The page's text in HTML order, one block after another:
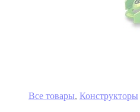
Все товары, Конструкторы